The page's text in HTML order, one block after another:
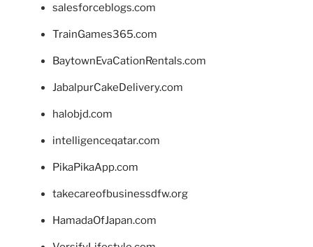
salesforceblogs.com
TrainGames365.com
BaytownEvaCationRentals.com
JabalpurCakeDelivery.com
halobjd.com
intelligenceqatar.com
PikaPikaApp.com
takecareofbusinessdfw.org
HamadaOfJapan.com